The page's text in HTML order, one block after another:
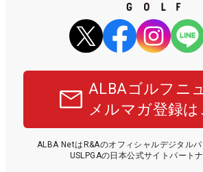
ALBAゴルフニ
メルマガ登録は
ALBA NetはR&Aのオフィシャルデジタル
USLPGAの日本公式サイトパートナ